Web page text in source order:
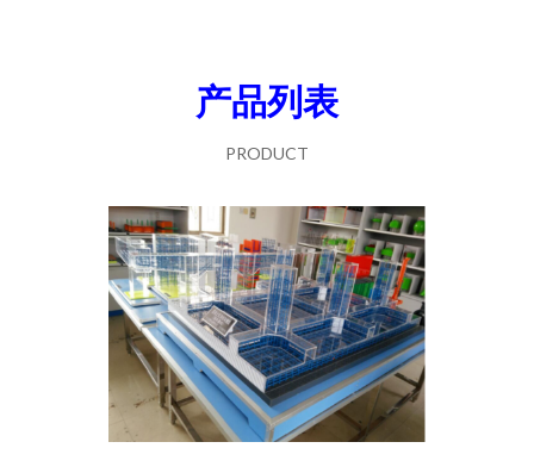
产品列表
PRODUCT